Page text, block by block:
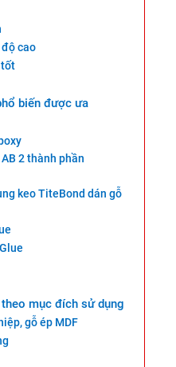
cao
tốt
biến được ưa
2 thành phần
keo TiteBond dán gỗ
mục đích sử dụng
gỗ ép MDF